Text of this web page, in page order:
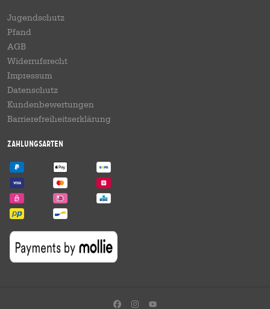
Jugendschutz
Pfand
AGB
Widerrufsrecht
Impressum
Datenschutz
Kundenbewertungen
Barrierefreiheitserklärung
Zahlungsarten